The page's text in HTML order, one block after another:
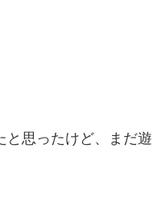
と思ったけど、まだ遊